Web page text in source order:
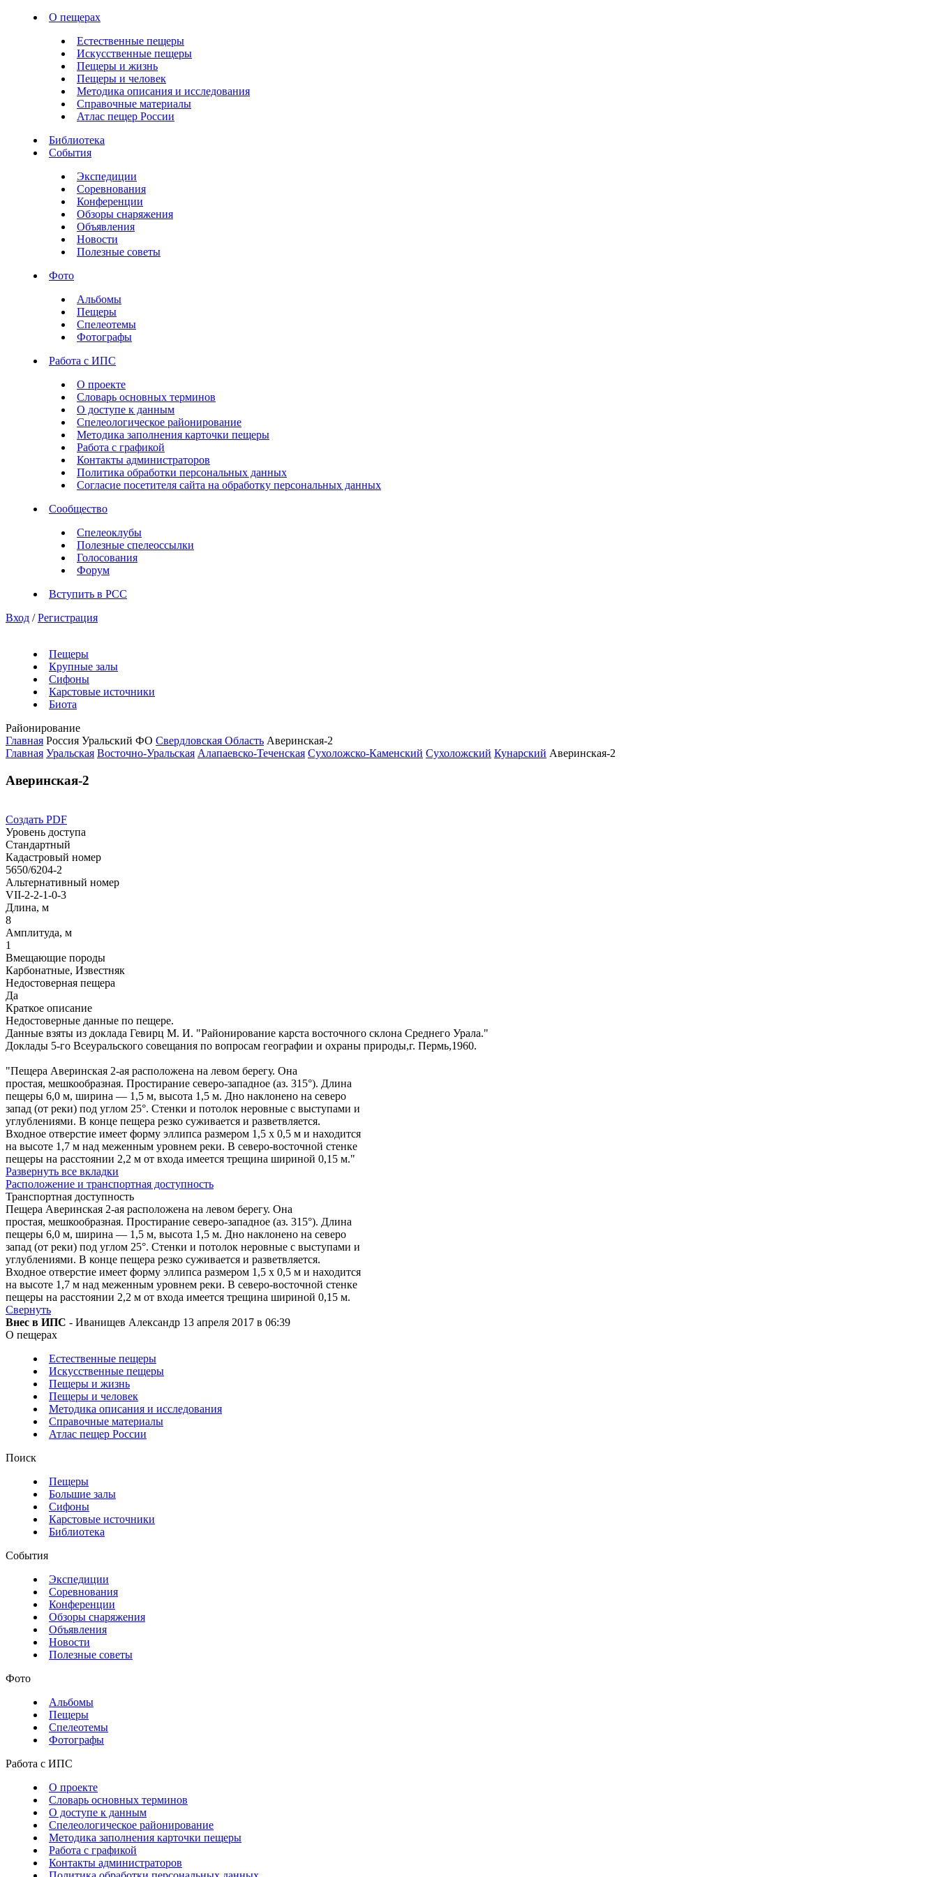
О пещерах
Естественные пещеры
Искусственные пещеры
Пещеры и жизнь
Пещеры и человек
Методика описания и исследования
Справочные материалы
Атлас пещер России
Библиотека
События
Экспедиции
Соревнования
Конференции
Обзоры снаряжения
Объявления
Новости
Полезные советы
Фото
Альбомы
Пещеры
Спелеотемы
Фотографы
Работа с ИПС
О проекте
Словарь основных терминов
О доступе к данным
Спелеологическое районирование
Методика заполнения карточки пещеры
Работа с графикой
Контакты администраторов
Политика обработки персональных данных
Согласие посетителя сайта на обработку персональных данных
Сообщество
Спелеоклубы
Полезные спелеоссылки
Голосования
Форум
Вступить в РСС
Вход / Регистрация
Пещеры
Крупные залы
Сифоны
Карстовые источники
Биота
Районирование
Главная Россия Уральский ФО Свердловская Область Аверинская-2
Главная Уральская Восточно-Уральская Алапаевско-Теченская Сухоложско-Каменский Сухоложский Кунарский Аверинская-2
Аверинская-2
Создать PDF
Уровень доступа
Стандартный
Кадастровый номер
5650/6204-2
Альтернативный номер
VII-2-2-1-0-3
Длина, м
8
Амплитуда, м
1
Вмещающие породы
Карбонатные, Известняк
Недостоверная пещера
Да
Краткое описание
Недостоверные данные по пещере.
Данные взяты из доклада Гевирц М. И. "Районирование карста восточного склона Среднего Урала."
Доклады 5-го Всеуральского совещания по вопросам географии и охраны природы,г. Пермь,1960.
"Пещера Аверинская 2-ая расположена на левом берегу. Она
простая, мешкообразная. Простирание северо-западное (аз. 315°). Длина
пещеры 6,0 м, ширина — 1,5 м, высота 1,5 м. Дно наклонено на северо
запад (от реки) под углом 25°. Стенки и потолок неровные с выступами и
углублениями. В конце пещера резко суживается и разветвляется.
Входное отверстие имеет форму эллипса размером 1,5 х 0,5 м и находится
на высоте 1,7 м над меженным уровнем реки. В северо-восточной стенке
пещеры на расстоянии 2,2 м от входа имеется трещина шириной 0,15 м."
Развернуть все вкладки
Расположение и транспортная доступность
Транспортная доступность
Пещера Аверинская 2-ая расположена на левом берегу. Она
простая, мешкообразная. Простирание северо-западное (аз. 315°). Длина
пещеры 6,0 м, ширина — 1,5 м, высота 1,5 м. Дно наклонено на северо
запад (от реки) под углом 25°. Стенки и потолок неровные с выступами и
углублениями. В конце пещера резко суживается и разветвляется.
Входное отверстие имеет форму эллипса размером 1,5 х 0,5 м и находится
на высоте 1,7 м над меженным уровнем реки. В северо-восточной стенке
пещеры на расстоянии 2,2 м от входа имеется трещина шириной 0,15 м.
Свернуть
Внес в ИПС - Иванищев Александр 13 апреля 2017 в 06:39
О пещерах
Естественные пещеры
Искусственные пещеры
Пещеры и жизнь
Пещеры и человек
Методика описания и исследования
Справочные материалы
Атлас пещер России
Поиск
Пещеры
Большие залы
Сифоны
Карстовые источники
Библиотека
События
Экспедиции
Соревнования
Конференции
Обзоры снаряжения
Объявления
Новости
Полезные советы
Фото
Альбомы
Пещеры
Спелеотемы
Фотографы
Работа с ИПС
О проекте
Словарь основных терминов
О доступе к данным
Спелеологическое районирование
Методика заполнения карточки пещеры
Работа с графикой
Контакты администраторов